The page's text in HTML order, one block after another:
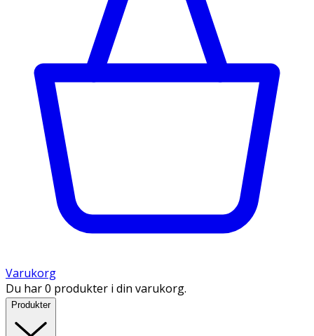
Varukorg
Du har 0 produkter i din varukorg.
Produkter